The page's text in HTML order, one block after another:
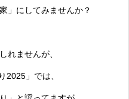
」にしてみませんか？
れませんが、
2025」では、